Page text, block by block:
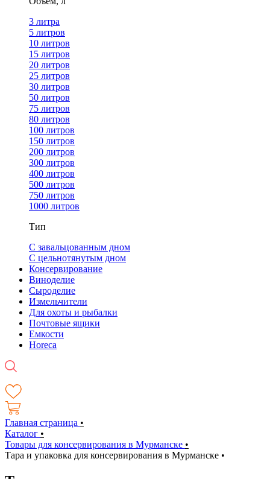
3 литра
5 литров
10 литров
15 литров
20 литров
25 литров
30 литров
50 литров
75 литров
80 литров
100 литров
150 литров
200 литров
300 литров
400 литров
500 литров
750 литров
1000 литров
Тип
С завальцованным дном
С цельнотянутым дном
Консервирование
Виноделие
Сыроделие
Измельчители
Для охоты и рыбалки
Почтовые ящики
Емкости
Horeca
Главная страница •
Каталог •
Товары для консервирования в Мурманске •
Тара и упаковка для консервирования в Мурманске •